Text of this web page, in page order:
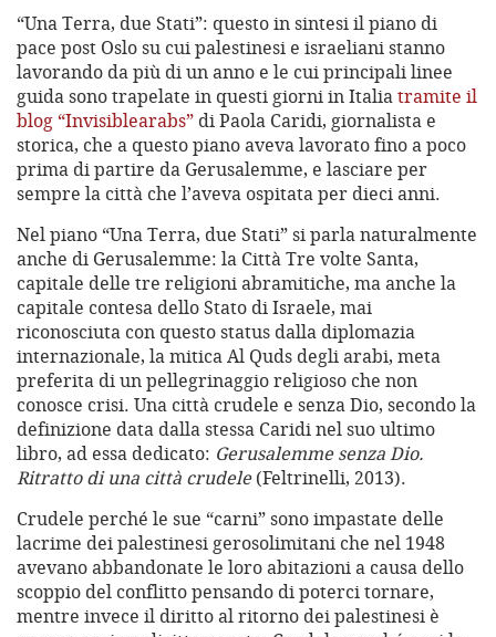
“Una Terra, due Stati”: questo in sintesi il piano di
pace post Oslo su cui palestinesi e israeliani stanno
lavorando da più di un anno e le cui principali linee
guida sono trapelate in questi giorni in Italiatramite il
blog “Invisiblearabs” di Paola Caridi, giornalista e
storica, che a questo piano aveva lavorato fino a poco
prima di partire da Gerusalemme, e lasciare per
sempre la città che l’aveva ospitata per dieci anni.
Nel piano “Una Terra, due Stati” si parla naturalmente
anche di Gerusalemme: la Città Tre volte Santa,
capitale delle tre religioni abramitiche, ma anche la
capitale contesa dello Stato di Israele, mai
riconosciuta con questo status dalla diplomazia
internazionale, la mitica Al Quds degli arabi, meta
preferita di un pellegrinaggio religioso che non
conosce crisi. Una città crudele e senza Dio, secondo la
definizione data dalla stessa Caridi nel suo ultimo
libro, ad essa dedicato: Gerusalemme senza Dio.
Ritratto di una città crudele(Feltrinelli, 2013).
Crudele perché le sue “carni” sono impastate delle
lacrime dei palestinesi gerosolimitani che nel 1948
avevano abbandonate le loro abitazioni a causa dello
scoppio del conflitto pensando di poterci tornare,
mentre invece il diritto al ritorno dei palestinesi è